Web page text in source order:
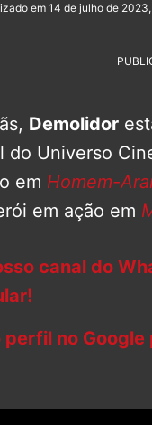
em 14 de julho de
Demolidor
do Universo
em Homem-
em ação em
canal do
perfil no